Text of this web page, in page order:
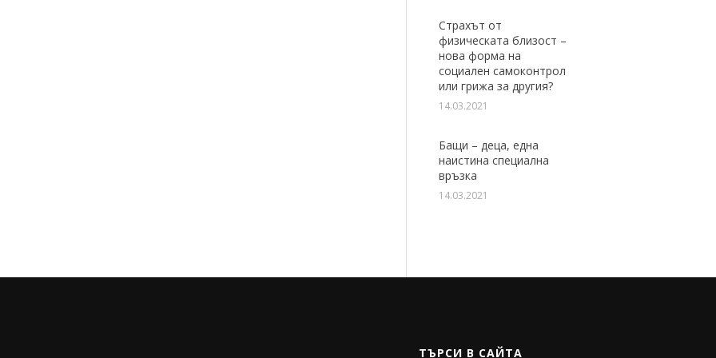
Страхът от
физическата близост –
нова форма на
социален самоконтрол
или грижа за другия?
14.03.2021
Бащи – деца, една
наистина специална
връзка
14.03.2021
ТЪРСИ В САЙТА